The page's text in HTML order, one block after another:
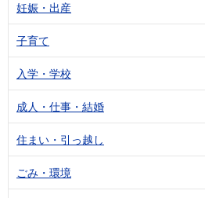
妊娠・出産
子育て
入学・学校
成人・仕事・結婚
住まい・引っ越し
ごみ・環境